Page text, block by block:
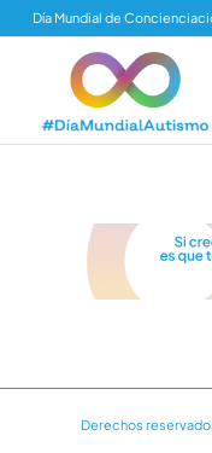
Día Mundial de
Derechos